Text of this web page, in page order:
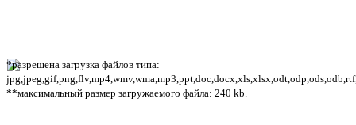
*разрешена загрузка файлов типа:
**максимальный размер загружаемого файла: 240 kb.